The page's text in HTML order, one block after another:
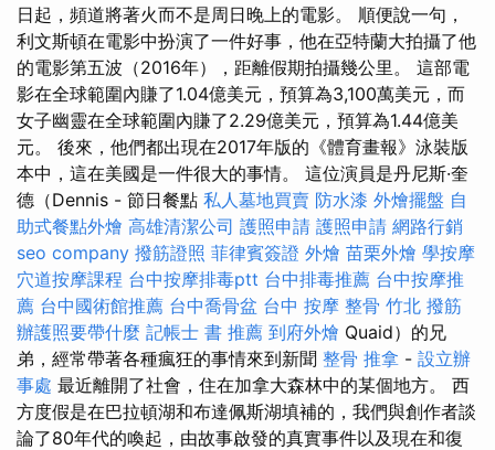
日起，頻道將著火而不是周日晚上的電影。 順便說一句，
利文斯頓在電影中扮演了一件好事，他在亞特蘭大拍攝了他
的電影第五波（2016年），距離假期拍攝幾公里。 這部電
影在全球範圍內賺了1.04億美元，預算為3,100萬美元，而
女子幽靈在全球範圍內賺了2.29億美元，預算為1.44億美
元。 後來，他們都出現在2017年版的《體育畫報》泳裝版
本中，這在美國是一件很大的事情。 這位演員是丹尼斯·奎
德（Dennis - 節日餐點 私人墓地買賣 防水漆 外燴擺盤 自
助式餐點外燴 高雄清潔公司 護照申請 護照申請 網路行銷
seo company 撥筋證照 菲律賓簽證 外燴 苗栗外燴 學按摩
穴道按摩課程 台中按摩排毒ptt 台中排毒推薦 台中按摩推
薦 台中國術館推薦 台中喬骨盆 台中 按摩 整骨 竹北 撥筋
辦護照要帶什麼 記帳士 書 推薦 到府外燴 Quaid）的兄
弟，經常帶著各種瘋狂的事情來到新聞 整骨 推拿 - 設立辦
事處 最近離開了社會，住在加拿大森林中的某個地方。 西
方度假是在巴拉頓湖和布達佩斯湖填補的，我們與創作者談
論了80年代的喚起，由故事啟發的真實事件以及現在和復